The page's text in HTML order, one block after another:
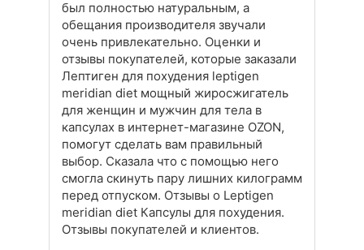
был полностью натуральным, а
обещания производителя звучали
очень привлекательно. Оценки и
отзывы покупателей, которые заказали
Лептиген для похудения leptigen
meridian diet мощный жиросжигатель
для женщин и мужчин для тела в
капсулах в интернет-магазине OZON,
помогут сделать вам правильный
выбор. Cказала что с помощью него
смогла скинуть пару лишних килограмм
перед отпуском. Отзывы о Leptigen
meridian diet Капсулы для похудения.
Отзывы покупателей и клиентов.